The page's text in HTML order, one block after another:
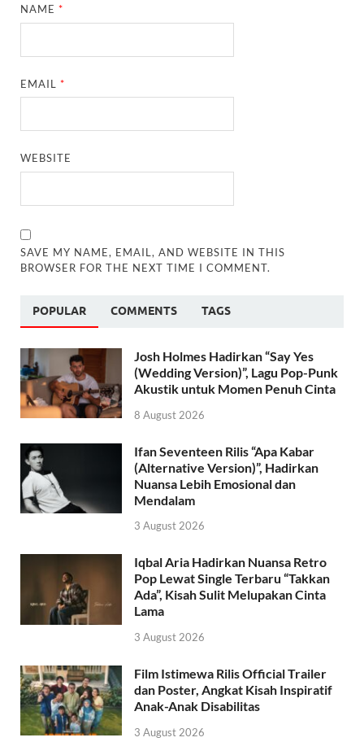
NAME*
EMAIL*
WEBSITE
SAVE MY NAME, EMAIL, AND WEBSITE IN THIS
BROWSER FOR THE NEXT TIME I COMMENT.
POPULAR COMMENTS TAGS
Josh Holmes Hadirkan “Say Yes
(Wedding Version)”, Lagu Pop-Punk
Akustik untuk Momen Penuh Cinta
8 August 2026
Ifan Seventeen Rilis “Apa Kabar
(Alternative Version)”, Hadirkan
Nuansa Lebih Emosional dan
Mendalam
3 August 2026
Iqbal Aria Hadirkan Nuansa Retro
Pop Lewat Single Terbaru “Takkan
Ada”, Kisah Sulit Melupakan Cinta
Lama
3 August 2026
Film Istimewa Rilis Official Trailer
dan Poster, Angkat Kisah Inspiratif
Anak-Anak Disabilitas
3 August 2026